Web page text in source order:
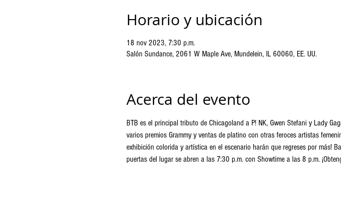
Horario y ubicación
18 nov 2023, 7:30 p.m.
Salón Sundance, 2061 W Maple Ave, Mundelein, IL 60060, EE. UU.
Acerca del evento
BTB es el principal tributo de Chicagoland a P! NK, Gwen Stefani y Lady
varios premios Grammy y ventas de platino con otras feroces artistas
exhibición colorida y artística en el escenario harán que regreses por más!
puertas del lugar se abren a las 7:30 p.m. con Showtime a las 8 p.m.